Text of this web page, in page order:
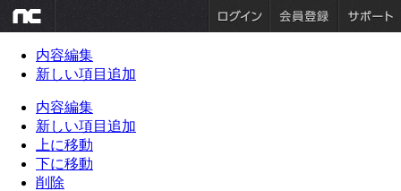
内容編集
新しい項目追加
内容編集
新しい項目追加
上に移動
下に移動
削除